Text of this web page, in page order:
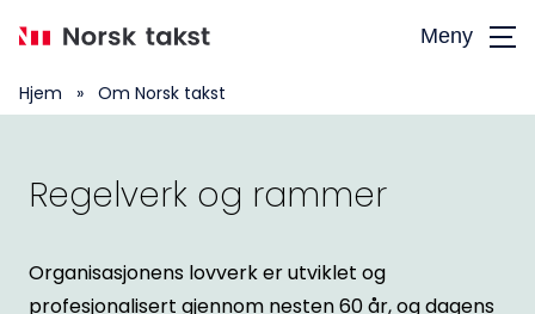
hovedinnhold
Meny
Hjem » Om Norsk takst
Regelverk og rammer
Organisasjonens lovverk er utviklet og
profesjonalisert gjennom nesten 60 år, og dagens